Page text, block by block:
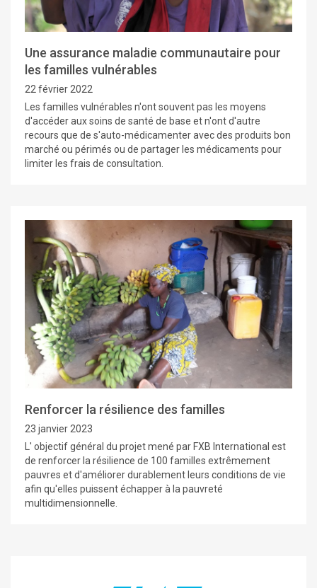
Une assurance maladie communautaire pour
les familles vulnérables
22 février 2022
Les familles vulnérables n'ont souvent pas les moyens
d'accéder aux soins de santé de base et n'ont d'autre
recours que de s'auto-médicamenter avec des produits bon
marché ou périmés ou de partager les médicaments pour
limiter les frais de consultation.
Renforcer la résilience des familles
23 janvier 2023
L' objectif général du projet mené par FXB International est
de renforcer la résilience de 100 familles extrêmement
pauvres et d'améliorer durablement leurs conditions de vie
afin qu'elles puissent échapper à la pauvreté
multidimensionnelle.